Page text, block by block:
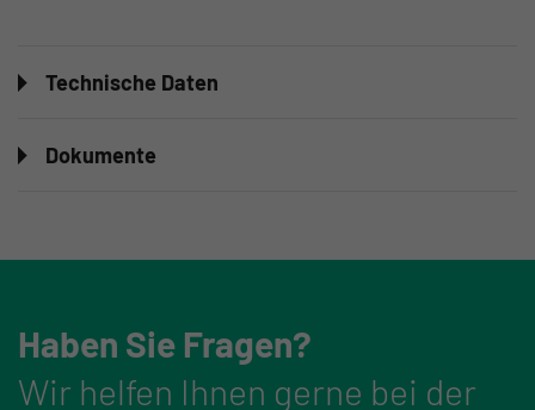
Technische Daten
Dokumente
Haben Sie Fragen?
Wir helfen Ihnen gerne bei der